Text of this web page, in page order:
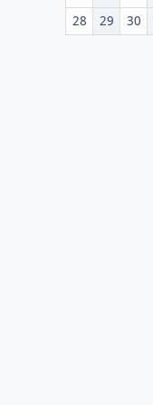
28
29 30